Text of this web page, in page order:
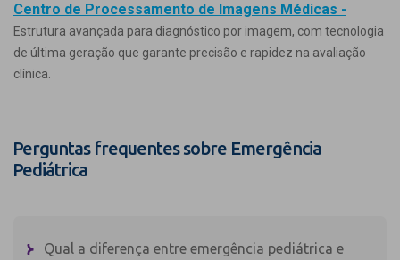
Centro de Processamento de Imagens Médicas -
Estrutura avançada para diagnóstico por imagem, com tecnologia
de última geração que garante precisão e rapidez na avaliação
clínica.
Perguntas frequentes sobre Emergência
Pediátrica
Qual a diferença entre emergência pediátrica e